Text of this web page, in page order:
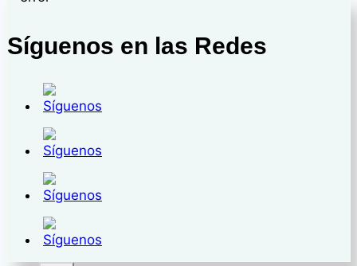
Templos
Síguenos en las Redes